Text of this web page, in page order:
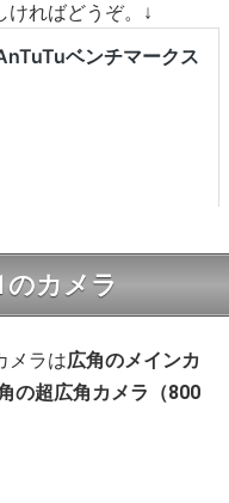
ければどうぞ。↓
のカメラ
メラは広角のメインカ
の超広角カメラ（800